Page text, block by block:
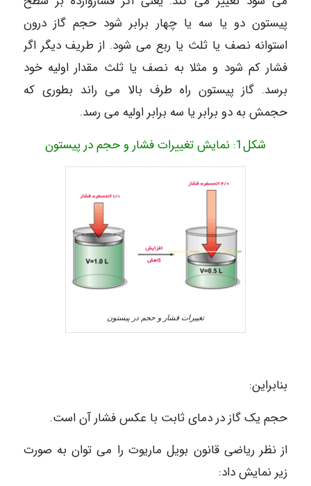
پیستون دو یا سه یا چهار برابر شود حجم گاز درون
استوانه نصف یا ثلث یا ربع می شود. از طریف دیگر اگر
فشار کم شود و مثلا به نصف یا ثلث مقدار اولیه خود
برسد. گاز پیستون راه طرف بالا می راند بطوری که
حجمش به دو برابر یا سه برابر اولیه می رسد.
شکل1: نمایش تغییرات فشار و حجم در پیستون
تغییرات فشار و حجم در پیستون
بنابراین:
حجم یک گاز در دمای ثابت با عکس فشار آن است.
از نظر ریاضی قانون بویل ماریوت را می توان به صورت
زیر نمایش داد: